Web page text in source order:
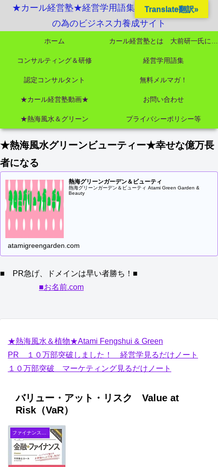
★カール経営塾★経営学用語集起業独立成功MBA
の為のビジネス力養成サイト
ホーム
コンサルティング＆研修 経営学用語集
認定コンサルタント 無料メルマガ！
★カール経営塾動画★ お問い合わせ
★熱海風水＆グリーン プライバシーポリシー等
★熱海風水グリーンビューティー★幸せな億万長
者になる
熱海グリーンガーデン＆ビューティ
熱海グリーンガーデン＆ビューティ Atami Green Garden &
Beauty
atamigreengarden.com
■ PR急げ、ドメインは早い者勝ち！■
■お名前.com
★熱海風水＆植物★Atami Fengshui & Green
PR １０万部突破しました！ 経営学見るだけノート
１０万部突破 マーケティング見るだけノート
バリュー・アット・リスク Value at
Risk（VaR）
Translate翻訳»